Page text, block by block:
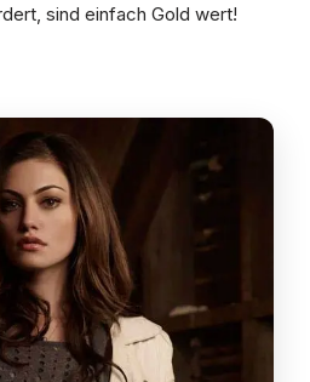
sind einfach Gold wert!